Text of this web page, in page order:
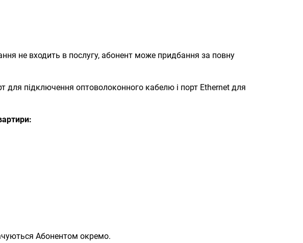
не входить в послугу, абонент може придбання за повну
для підключення оптоволоконного кабелю і порт Ethernet для
Абонентом окремо.